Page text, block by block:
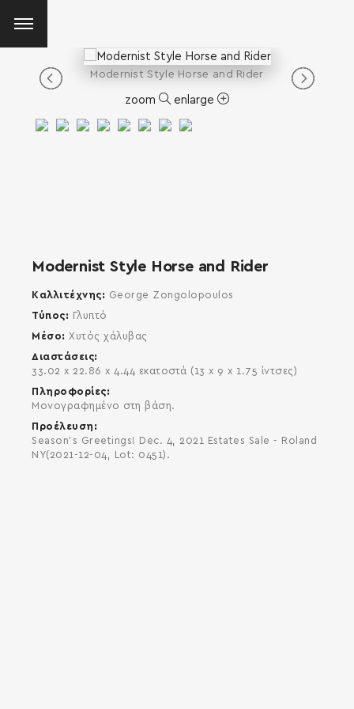
Modernist Style Horse and Rider
zoom enlarge
Modernist Style Horse and Rider
Καλλιτέχνης
George Zongolopoulos
Τύπος
Γλυπτό
Μέσο
Χυτός χάλυβας
Διαστάσεις
33.02 x 22.86 x 4.44 εκατοστά (13 x 9 x 1.75 ίντσες)
Πληροφορίες
Mονογραφημένο στη βάση.
Προέλευση
Season's Greetings! Dec. 4, 2021 Estates Sale - Roland
NY(2021-12-04, Lot: 0451).